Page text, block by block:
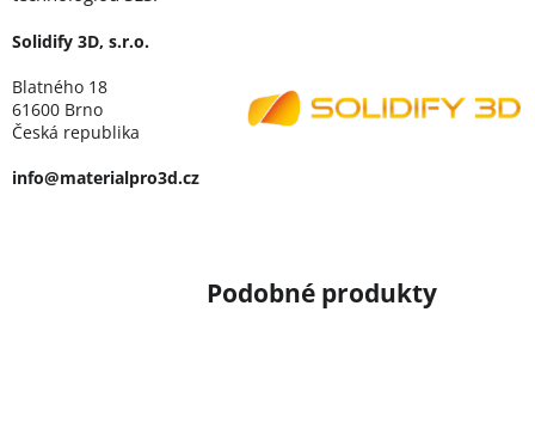
Solidify 3D, s.r.o.
Blatného 18
61600 Brno
Česká republika
info@materialpro3d.cz